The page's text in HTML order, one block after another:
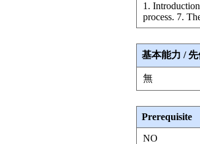
1.
process. 7.
基本能力 /
無
Prerequisite
NO